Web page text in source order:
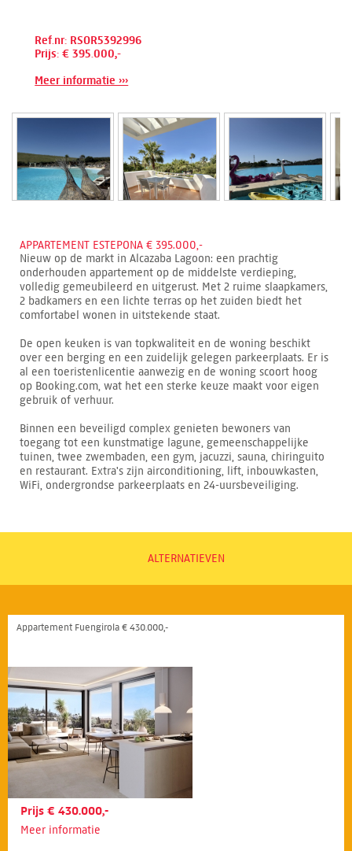
Ref.nr: RSOR5392996
Prijs: € 395.000,-
Meer informatie ›››
APPARTEMENT ESTEPONA € 395.000,-
Nieuw op de markt in Alcazaba Lagoon: een prachtig
onderhouden appartement op de middelste verdieping,
volledig gemeubileerd en uitgerust. Met 2 ruime slaapkamers,
2 badkamers en een lichte terras op het zuiden biedt het
comfortabel wonen in uitstekende staat.
De open keuken is van topkwaliteit en de woning beschikt
over een berging en een zuidelijk gelegen parkeerplaats. Er is
al een toeristenlicentie aanwezig en de woning scoort hoog
op Booking.com, wat het een sterke keuze maakt voor eigen
gebruik of verhuur.
Binnen een beveiligd complex genieten bewoners van
toegang tot een kunstmatige lagune, gemeenschappelijke
tuinen, twee zwembaden, een gym, jacuzzi, sauna, chiringuito
en restaurant. Extra's zijn airconditioning, lift, inbouwkasten,
WiFi, ondergrondse parkeerplaats en 24-uursbeveiliging.
ALTERNATIEVEN
Appartement Fuengirola € 430.000,-
Prijs € 430.000,-
Meer informatie